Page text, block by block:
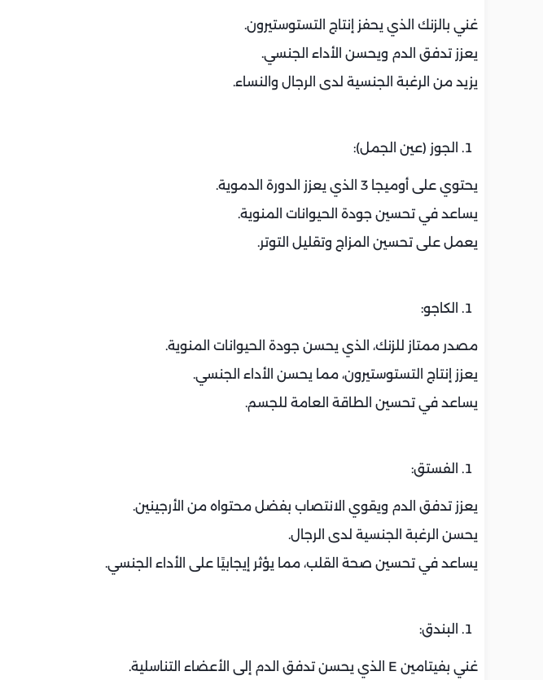
غني بالزنك الذي يحفز إنتاج التستوستيرون.
يعزز تدفق الدم ويحسن الأداء الجنسي.
يزيد من الرغبة الجنسية لدى الرجال والنساء.
الجوز (عين الجمل):
يحتوي على أوميجا 3 الذي يعزز الدورة الدموية.
يساعد في تحسين جودة الحيوانات المنوية.
يعمل على تحسين المزاج وتقليل التوتر.
الكاجو:
مصدر ممتاز للزنك، الذي يحسن جودة الحيوانات المنوية.
يعزز إنتاج التستوستيرون، مما يحسن الأداء الجنسي.
يساعد في تحسين الطاقة العامة للجسم.
الفستق:
يعزز تدفق الدم ويقوي الانتصاب بفضل محتواه من الأرجينين.
يحسن الرغبة الجنسية لدى الرجال.
يساعد في تحسين صحة القلب، مما يؤثر إيجابيًا على الأداء الجنسي.
البندق:
غني بفيتامين E الذي يحسن تدفق الدم إلى الأعضاء التناسلية.